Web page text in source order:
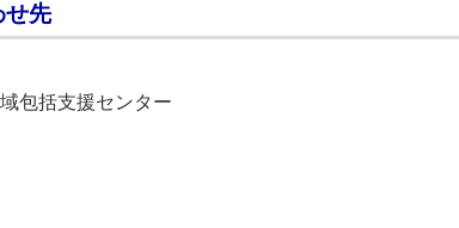
せ先
包括支援センター